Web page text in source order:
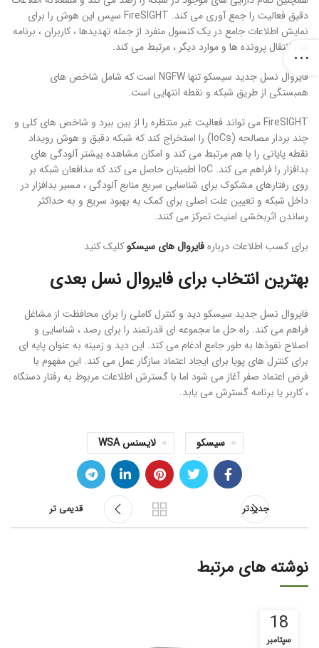
دقیق فعالیت را جمع آوری می کند. FireSIGHT سپس این هوش را برای
نمایش اطلاعات جامع در یک کنسول منفرد از جمله تهدیدها ، کاربران ، برنامه
ها ، انتقال پرونده ها و موارد دیگر ، مرتبط می کند.
فایروال نسل جدید سیسکو تنها NGFW است که شامل شاخص های
همبستگی از طریق شبکه و نقطه انتهایی است.
FireSIGHT می تواند فعالیت غیر منتظره را از بین ببرد و شاخص های کلی و
چند بردار مصالحه (IoCs) را استخراج کند که شبکه دقیق و هوش رویداد
نقطه پایانی را با هم مرتبط می کند و امکان مشاهده بیشتر آلودگی های
بدافزار را فراهم می کند. IoC اطمینان حاصل می کند که مدافعان شبکه بر
روی رفتارهای مشکوک برای شناسایی سریع منابع آلودگی ، مسیر بدافزار در
داخل شبکه و تعیین علت اصلی برای کمک به بهبود سریع و به حداکثر
رساندن اثربخشی امنیت تمرکز می کنند.
برای کسب اطلاعات دربارهفایروال های سیسکوکلیک کنید
بهترین انتخاب برای فایروال نسل بعدی
فایروال نسل جدید سیسکو دید و کنترل کاملی را برای محافظت از مشاغل
فراهم می کند. راه حل ما مجموعه ای قدرتمند را برای رصد ، شناسایی و
اصلاح نفوذها به طور جامع ادغام می کند. این دید و زمینه به عنوان پایه ای
برای کنترل های پویا برای ایجاد اعتماد سازگار عمل می کند. این مفهوم با
فرض اعتماد صفر آغاز می شود اما با گسترش اطلاعات مربوط به رفتار دستگاه
، کاربر یا برنامه گسترش می یابد.
سیسکو لایسنس WSA
جدیدتر قدیمی تر
نوشته های مرتبط
18
سپتامبر